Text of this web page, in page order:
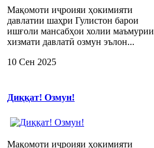
Мақомоти иҷроияи ҳокимияти
давлатии шаҳри Гулистон барои
ишғоли мансабҳои холии маъмурии
хизмати давлатӣ озмун эълон...
10 Сен 2025
Диққат! Озмун!
Мақомоти иҷроияи ҳокимияти